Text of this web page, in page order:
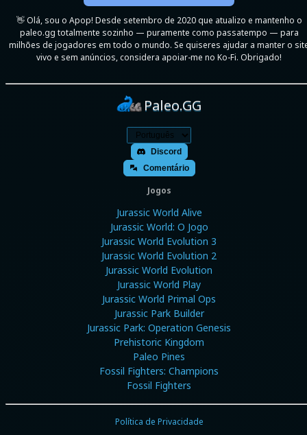
👋 Olá, sou o Apop! Desde setembro de 2020 que atualizo e mantenho o
paleo.gg totalmente sozinho — puramente como passatempo — para
milhões de jogadores em todo o mundo. Se quiseres ajudar a manter o
vivo e sem anúncios, considera apoiar-me no Ko-Fi. Obrigado!
Paleo.GG
Discord
Comentário
Jogos
Jurassic World Alive
Jurassic World: O Jogo
Jurassic World Evolution 3
Jurassic World Evolution 2
Jurassic World Evolution
Jurassic World Play
Jurassic World Primal Ops
Jurassic Park Builder
Jurassic Park: Operation Genesis
Prehistoric Kingdom
Paleo Pines
Fossil Fighters: Champions
Fossil Fighters
Política de Privacidade